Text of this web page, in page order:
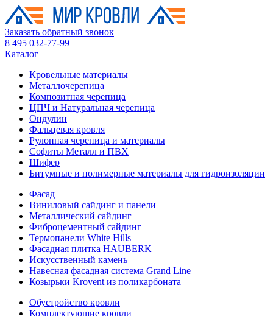
Заказать обратный звонок
8 495 032-77-99
Каталог
Кровельные материалы
Металлочерепица
Композитная черепица
ЦПЧ и Натуральная черепица
Ондулин
Фальцевая кровля
Рулонная черепица и материалы
Софиты Металл и ПВХ
Шифер
Битумные и полимерные материалы для гидроизоляции
Фасад
Виниловый сайдинг и панели
Металлический сайдинг
Фиброцементный сайдинг
Термопанели White Hills
Фасадная плитка HAUBERK
Искусственный камень
Навесная фасадная система Grand Line
Козырьки Krovent из поликарбоната
Обустройство кровли
Комплектующие кровли